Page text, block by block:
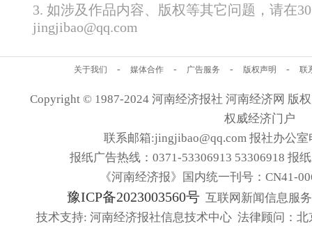
3. 如涉及作品内容、版权等其它问题，请在
jingjibao@qq.com
关于我们 - 媒体合作 - 广告服务 - 版权声明 - 联
Copyright © 1987-2024 河南经济报社 河南经济网 版
权威经济门户
联系邮箱:jingjibao@qq.com 报社办公
报纸广告热线：0371-53306913 53306918 报
《河南经济报》国内统一刊号：CN41-
豫ICP备2023003560号 互联网新闻信息服
技术支持: 河南经济报社信息技术中心 法律顾问：